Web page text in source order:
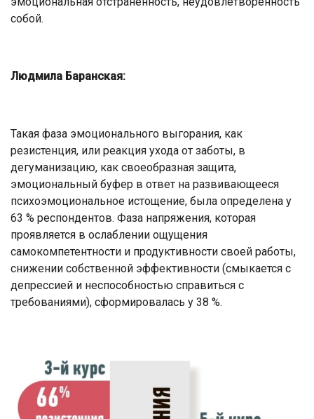
собой.
Людмила Баранская:
Такая фаза эмоционального выгорания, как
резистенция, или реакция ухода от заботы, в
дегуманизацию, как своеобразная защита,
эмоциональный буфер в ответ на развивающееся
психоэмоциональное истощение, была определена у
63 % респондентов. Фаза напряжения, которая
проявляется в ослаблении ощущения
самокомпетентности и продуктивности своей работы,
снижении собственной эффективности (смыкается с
депрессией и неспособностью справиться с
требованиями), сформировалась у 38 %.